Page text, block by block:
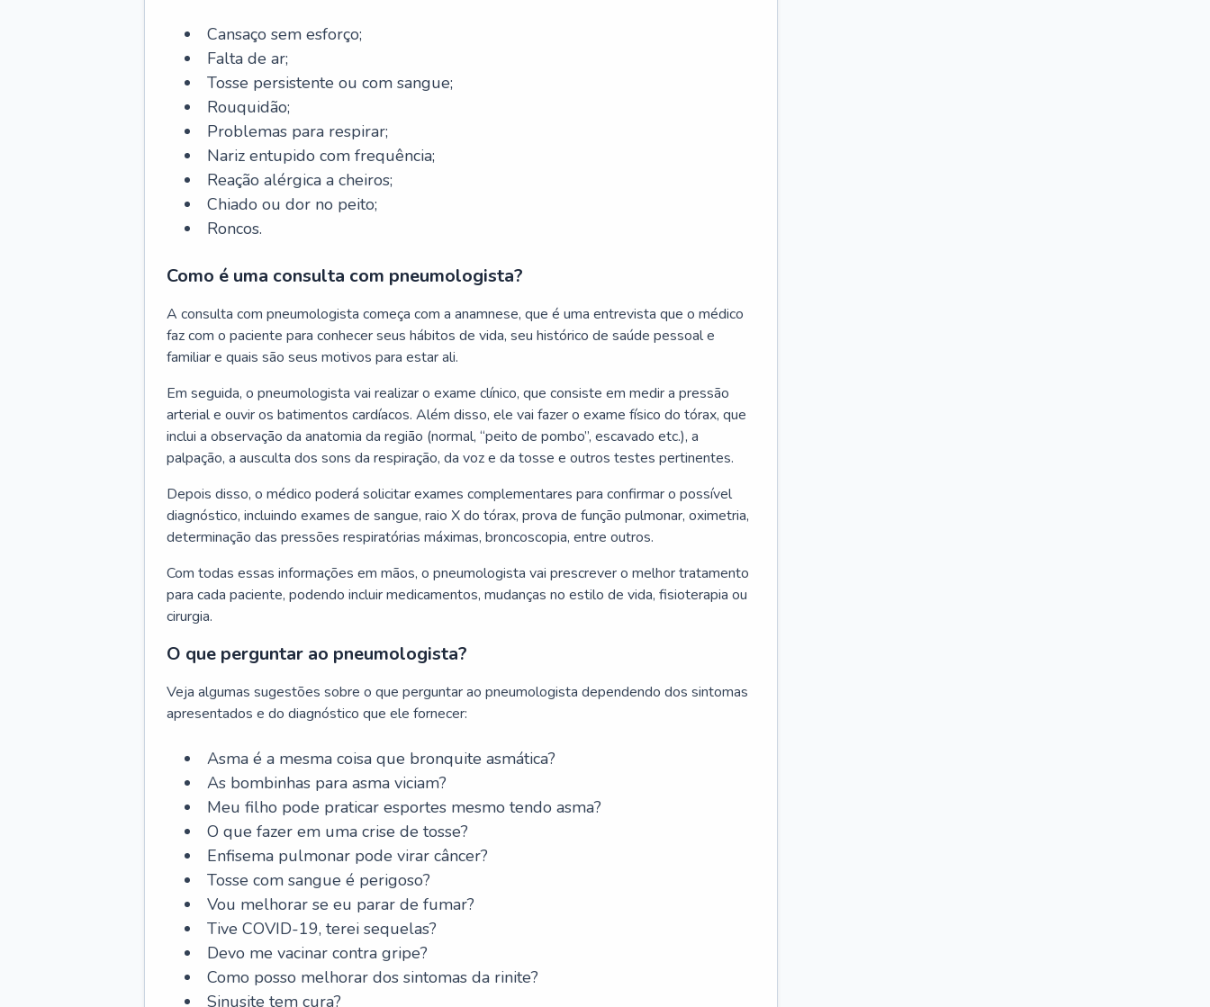
Cansaço sem esforço;
Falta de ar;
Tosse persistente ou com sangue;
Rouquidão;
Problemas para respirar;
Nariz entupido com frequência;
Reação alérgica a cheiros;
Chiado ou dor no peito;
Roncos.
Como é uma consulta com pneumologista?
A consulta com pneumologista começa com a anamnese, que é uma entrevista que o médico
faz com o paciente para conhecer seus hábitos de vida, seu histórico de saúde pessoal e
familiar e quais são seus motivos para estar ali.
Em seguida, o pneumologista vai realizar o exame clínico, que consiste em medir a pressão
arterial e ouvir os batimentos cardíacos. Além disso, ele vai fazer o exame físico do tórax, que
inclui a observação da anatomia da região (normal, “peito de pombo”, escavado etc.), a
palpação, a ausculta dos sons da respiração, da voz e da tosse e outros testes pertinentes.
Depois disso, o médico poderá solicitar exames complementares para confirmar o possível
diagnóstico, incluindo exames de sangue, raio X do tórax, prova de função pulmonar, oximetria,
determinação das pressões respiratórias máximas, broncoscopia, entre outros.
Com todas essas informações em mãos, o pneumologista vai prescrever o melhor tratamento
para cada paciente, podendo incluir medicamentos, mudanças no estilo de vida, fisioterapia ou
cirurgia.
O que perguntar ao pneumologista?
Veja algumas sugestões sobre o que perguntar ao pneumologista dependendo dos sintomas
apresentados e do diagnóstico que ele fornecer:
Asma é a mesma coisa que bronquite asmática?
As bombinhas para asma viciam?
Meu filho pode praticar esportes mesmo tendo asma?
O que fazer em uma crise de tosse?
Enfisema pulmonar pode virar câncer?
Tosse com sangue é perigoso?
Vou melhorar se eu parar de fumar?
Tive COVID-19, terei sequelas?
Devo me vacinar contra gripe?
Como posso melhorar dos sintomas da rinite?
Sinusite tem cura?